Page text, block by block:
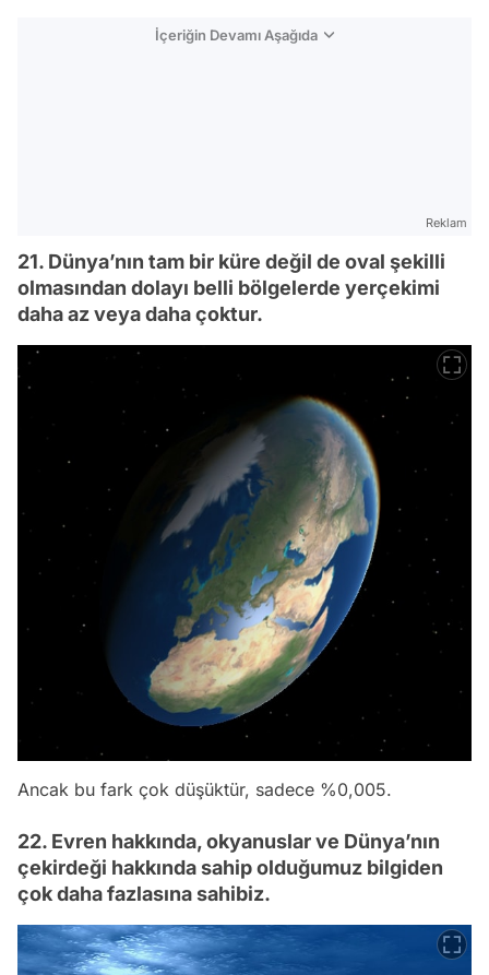
İçeriğin Devamı Aşağıda
Reklam
21. Dünya’nın tam bir küre değil de oval şekilli
olmasından dolayı belli bölgelerde yerçekimi
daha az veya daha çoktur.
Ancak bu fark çok düşüktür, sadece %0,005.
22. Evren hakkında, okyanuslar ve Dünya’nın
çekirdeği hakkında sahip olduğumuz bilgiden
çok daha fazlasına sahibiz.